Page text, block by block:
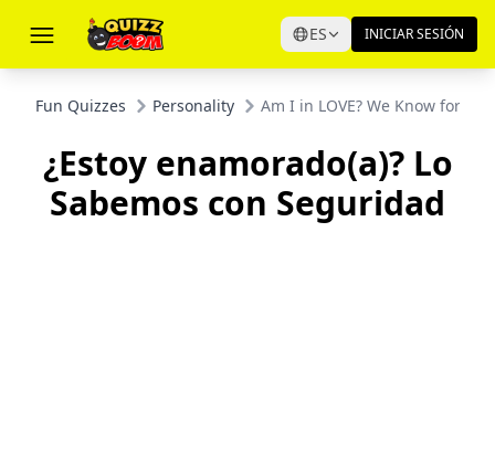
ES INICIAR SESIÓN
Fun Quizzes Personality Am I in LOVE? We Know for
¿Estoy enamorado(a)? Lo
Sabemos con Seguridad